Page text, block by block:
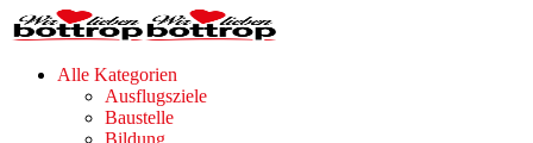
Alle Kategorien
Ausflugsziele
Baustelle
Bildung